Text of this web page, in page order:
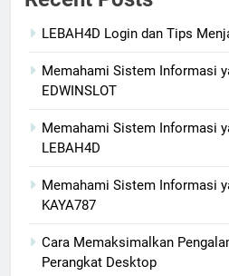
LEBAH4D Login dan Tips
Memahami Sistem Informasi
EDWINSLOT
Memahami Sistem Informasi
LEBAH4D
Memahami Sistem Informasi
KAYA787
Cara Memaksimalkan
Perangkat Desktop